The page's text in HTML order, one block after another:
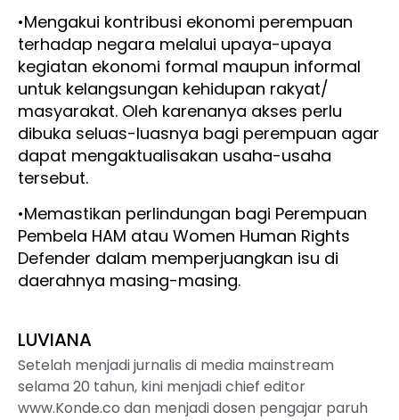
•Mengakui kontribusi ekonomi perempuan
terhadap negara melalui upaya-upaya
kegiatan ekonomi formal maupun informal
untuk kelangsungan kehidupan rakyat/
masyarakat. Oleh karenanya akses perlu
dibuka seluas-luasnya bagi perempuan agar
dapat mengaktualisakan usaha-usaha
tersebut.
•Memastikan perlindungan bagi Perempuan
Pembela HAM atau Women Human Rights
Defender dalam memperjuangkan isu di
daerahnya masing-masing.
LUVIANA
Setelah menjadi jurnalis di media mainstream
selama 20 tahun, kini menjadi chief editor
www.Konde.co dan menjadi dosen pengajar paruh